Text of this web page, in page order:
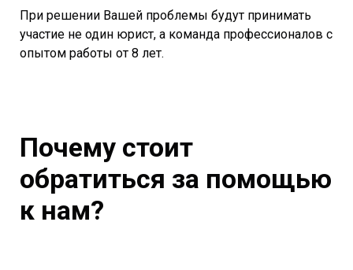
При решении Вашей проблемы будут принимать
участие не один юрист, а команда профессионалов с
опытом работы от 8 лет.
Почему стоит
обратиться за помощью
к нам?